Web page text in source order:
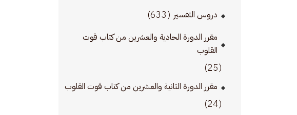
دروس التفسير (633)
مقرر الدورة الحادية والعشرين من كتاب قوت
القلوب
(25)
مقرر الدورة الثانية والعشرين من كتاب قوت القلوب
(24)